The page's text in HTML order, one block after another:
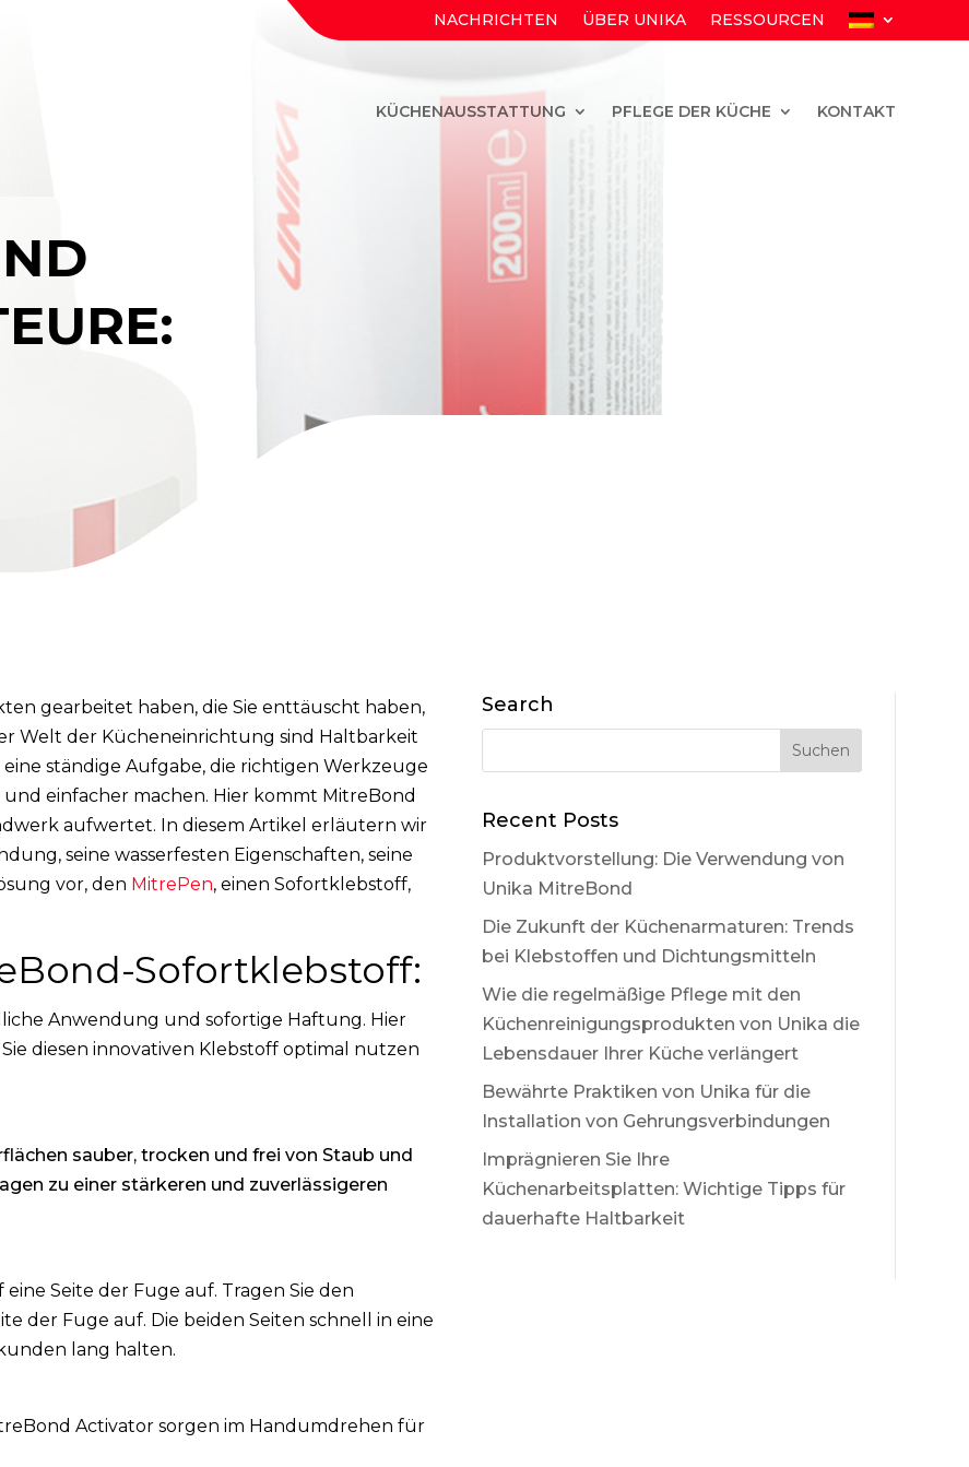
NACHRICHTEN ÜBER UNIKA RESSOURCEN
KÜCHENAUSSTATTUNG PFLEGE DER KÜCHE KONTAKT
gearbeitet haben, die Sie enttäuscht haben,
Welt der Kücheneinrichtung sind Haltbarkeit
ständige Aufgabe, die richtigen Werkzeuge
einfacher machen. Hier kommt MitreBond
aufwertet. In diesem Artikel erläutern wir
seine wasserfesten Eigenschaften, seine
vor, den MitrePen, einen Sofortklebstoff,
Sofortklebstoff:
Anwendung und sofortige Haftung. Hier
diesen innovativen Klebstoff optimal nutzen
sauber, trocken und frei von Staub und
zu einer stärkeren und zuverlässigeren
Seite der Fuge auf. Tragen Sie den
der Fuge auf. Die beiden Seiten schnell in eine
lang halten.
Activator sorgen im Handumdrehen für
Search
Recent Posts
Produktvorstellung: Die Verwendung von
Unika MitreBond
Die Zukunft der Küchenarmaturen: Trends
bei Klebstoffen und Dichtungsmitteln
Wie die regelmäßige Pflege mit den
Küchenreinigungsprodukten von Unika die
Lebensdauer Ihrer Küche verlängert
Bewährte Praktiken von Unika für die
Installation von Gehrungsverbindungen
Imprägnieren Sie Ihre
Küchenarbeitsplatten: Wichtige Tipps für
dauerhafte Haltbarkeit